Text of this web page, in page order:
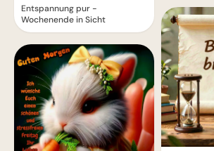
Entspannung pur -
Wochenende in Sicht